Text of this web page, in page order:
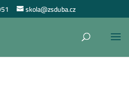
skola@zsduba.cz